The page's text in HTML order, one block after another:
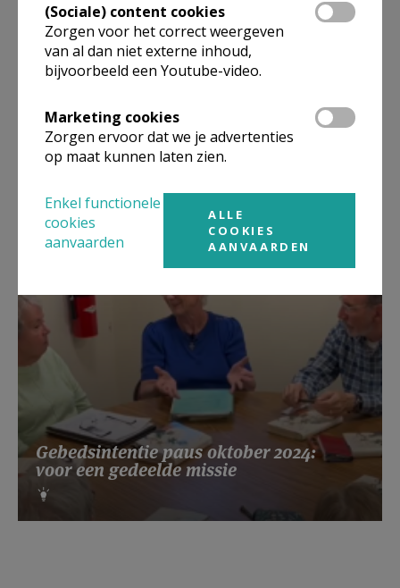
Lanceringsavond boek Zeven
Gebedsintentie paus oktober 2024:
voor een gedeelde missie
(Sociale) content cookies
Zorgen voor het correct weergeven
van al dan niet externe inhoud,
bijvoorbeeld een Youtube-video.
Marketing cookies
Zorgen ervoor dat we je advertenties
op maat kunnen laten zien.
Enkel functionele
cookies
aanvaarden
ALLE
COOKIES
AANVAARDEN